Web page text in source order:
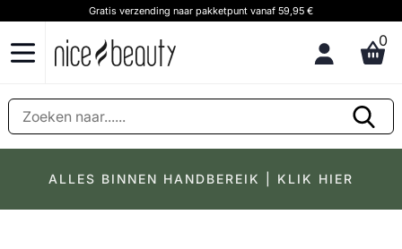
Gratis verzending naar pakketpunt vanaf 59,95 €
0
ALLES BINNEN HANDBEREIK | KLIK HIER